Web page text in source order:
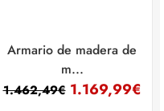
Armario de madera de
m...
1.462,49€ 1.169,99€